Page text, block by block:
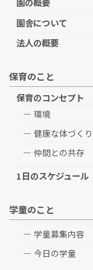
園舎について
法人の概要
保育のこと
保育のコンセプト
環境
健康な体づくり
仲間との共存
1日のスケジュール
学童のこと
学童募集内容
今日の学童